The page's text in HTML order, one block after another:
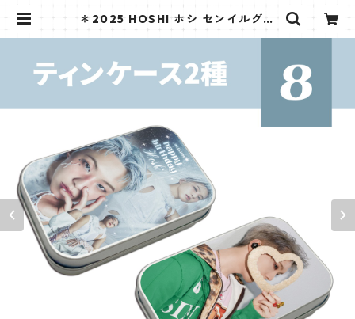
＊2025 HOSHI ホシ センイルグッ